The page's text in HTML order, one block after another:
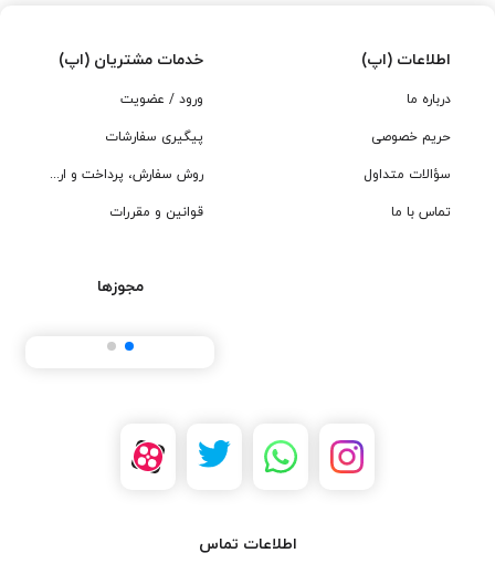
اطلاعات (اپ)
درباره ما
حریم خصوصی
سؤالات متداول
تماس با ما
خدمات مشتریان (اپ)
ورود / عضویت
پیگیری سفارشات
روش سفارش، پرداخت و ارسال
قوانین و مقررات
مجوزها
اطلاعات تماس